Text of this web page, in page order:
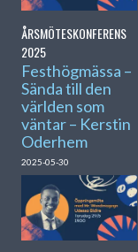
ÅRSMÖTESKONFERENS
2025
Festhögmässa –
Sända till den
världen som
väntar – Kerstin
Oderhem
2025-05-30